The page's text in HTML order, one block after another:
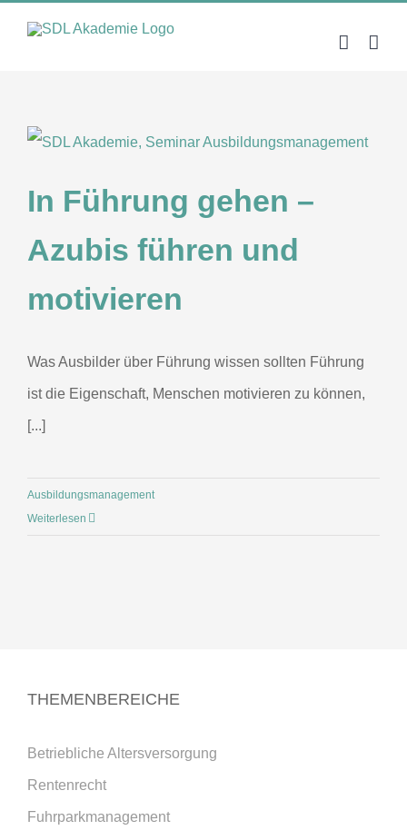
In Führung gehen –
Azubis führen und
motivieren
Was Ausbilder über Führung wissen sollten Führung
ist die Eigenschaft, Menschen motivieren zu können,
[...]
Ausbildungsmanagement
Weiterlesen
THEMENBEREICHE
Betriebliche Altersversorgung
Rentenrecht
Fuhrparkmanagement